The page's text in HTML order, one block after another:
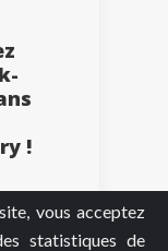
vous acceptez
statistiques de
!